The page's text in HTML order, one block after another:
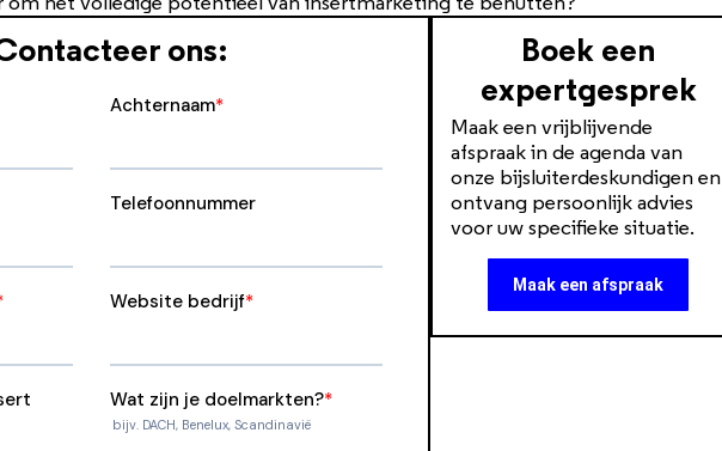
ons:​
Boek een
expertgesprek
Maak een vrijblijvende
afspraak in de agenda van
onze bijsluiterdeskundigen en
ontvang persoonlijk advies
voor uw specifieke situatie.
Maak een afspraak